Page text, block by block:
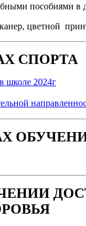
пособиями в
цветной
СПОРТА
школе 2024г